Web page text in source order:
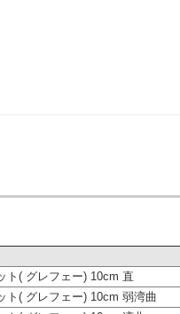
ト( グレフェー) 10cm 直
ト( グレフェー) 10cm 弱湾曲